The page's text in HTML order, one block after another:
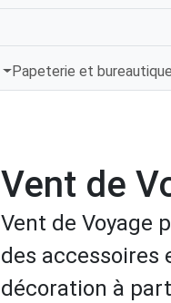
Papeterie et bureautique
Vent de
Vent de Voyage
des accessoires
décoration à